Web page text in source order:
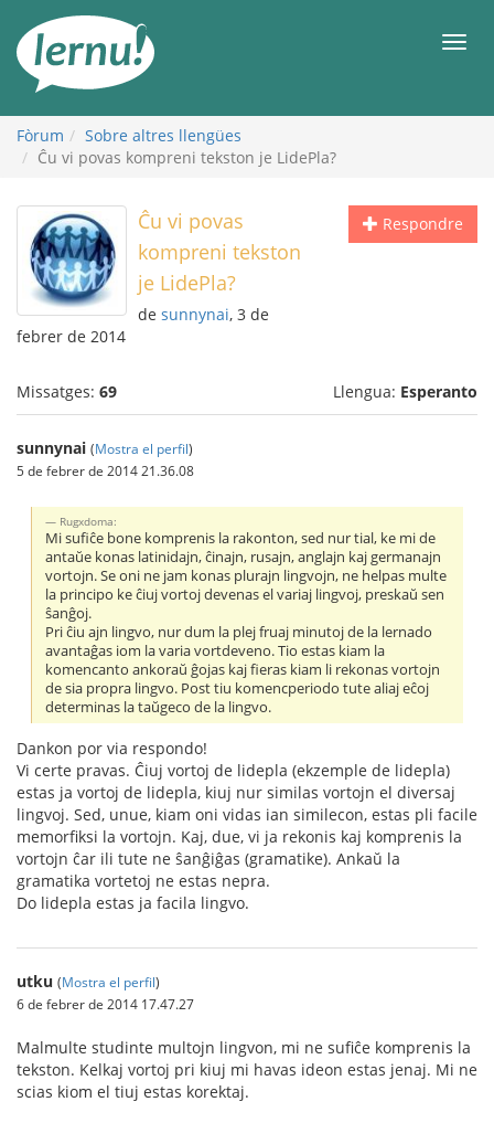
contingut
Fòrum
Sobre altres llengües
Ĉu vi povas kompreni tekston je LidePla?
Respondre
Ĉu vi povas
kompreni tekston
je LidePla?
de sunnynai, 3 de
febrer de 2014
Missatges: 69 Llengua: Esperanto
sunnynai (Mostra el perfil)
5 de febrer de 2014 21.36.08
Rugxdoma:
Mi sufiĉe bone komprenis la rakonton, sed nur tial, ke mi de
antaŭe konas latinidajn, ĉinajn, rusajn, anglajn kaj germanajn
vortojn. Se oni ne jam konas plurajn lingvojn, ne helpas multe
la principo ke ĉiuj vortoj devenas el variaj lingvoj, preskaŭ sen
ŝanĝoj.
Pri ĉiu ajn lingvo, nur dum la plej fruaj minutoj de la lernado
avantaĝas iom la varia vortdeveno. Tio estas kiam la
komencanto ankoraŭ ĝojas kaj fieras kiam li rekonas vortojn
de sia propra lingvo. Post tiu komencperiodo tute aliaj eĉoj
determinas la taŭgeco de la lingvo.
Dankon por via respondo!
Vi certe pravas. Ĉiuj vortoj de lidepla (ekzemple de lidepla)
estas ja vortoj de lidepla, kiuj nur similas vortojn el diversaj
lingvoj. Sed, unue, kiam oni vidas ian similecon, estas pli facile
memorfiksi la vortojn. Kaj, due, vi ja rekonis kaj komprenis la
vortojn ĉar ili tute ne ŝanĝiĝas (gramatike). Ankaŭ la
gramatika vortetoj ne estas nepra.
Do lidepla estas ja facila lingvo.
utku (Mostra el perfil)
6 de febrer de 2014 17.47.27
Malmulte studinte multojn lingvon, mi ne sufiĉe komprenis la
tekston. Kelkaj vortoj pri kiuj mi havas ideon estas jenaj. Mi ne
scias kiom el tiuj estas korektaj.